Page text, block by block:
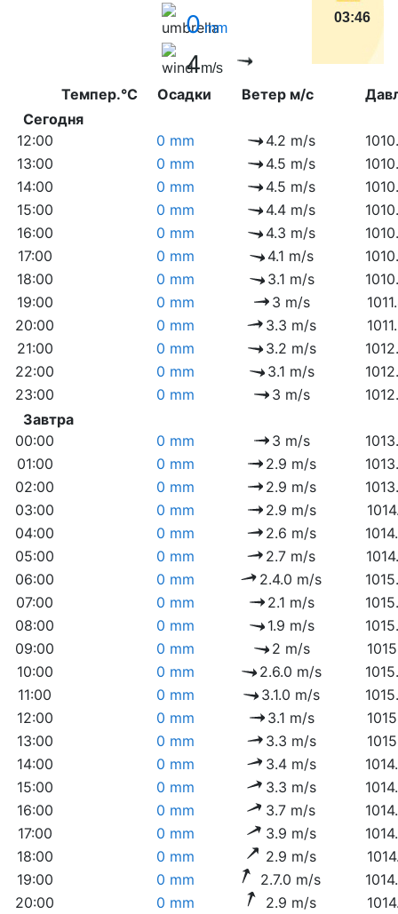
0mm
4m/s
03:46
Темпер.°C Осадки Ветер м/с
Сегодня
12:00
0 mm 4.2 m/s
13:00
0 mm 4.5 m/s
14:00
0 mm 4.5 m/s
15:00
0 mm 4.4 m/s
16:00
0 mm 4.3 m/s
17:00
0 mm 4.1 m/s
18:00
0 mm 3.1 m/s
19:00
0 mm 3 m/s
20:00
0 mm 3.3 m/s
21:00
0 mm 3.2 m/s
22:00
0 mm 3.1 m/s
23:00
0 mm 3 m/s
Завтра
00:00
0 mm 3 m/s
01:00
0 mm 2.9 m/s
02:00
0 mm 2.9 m/s
03:00
0 mm 2.9 m/s
04:00
0 mm 2.6 m/s
05:00
0 mm 2.7 m/s
06:00
0 mm 2.4.0 m/s
07:00
0 mm 2.1 m/s
08:00
0 mm 1.9 m/s
09:00
0 mm 2 m/s
10:00
0 mm 2.6.0 m/s
11:00
0 mm 3.1.0 m/s
12:00
0 mm 3.1 m/s
13:00
0 mm 3.3 m/s
14:00
0 mm 3.4 m/s
15:00
0 mm 3.3 m/s
16:00
0 mm 3.7 m/s
17:00
0 mm 3.9 m/s
18:00
0 mm 2.9 m/s
19:00
0 mm 2.7.0 m/s
20:00
0 mm 2.9 m/s